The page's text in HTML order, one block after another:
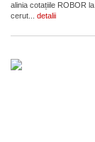
alinia cotațiile ROBOR
cerut... detalii